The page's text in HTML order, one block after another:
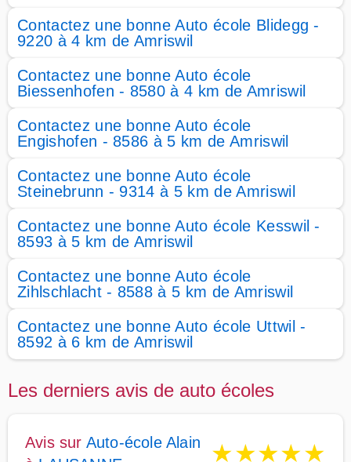
Contactez une bonne Auto école Blidegg -
9220 à 4 km de Amriswil
Contactez une bonne Auto école
Biessenhofen - 8580 à 4 km de Amriswil
Contactez une bonne Auto école
Engishofen - 8586 à 5 km de Amriswil
Contactez une bonne Auto école
Steinebrunn - 9314 à 5 km de Amriswil
Contactez une bonne Auto école Kesswil -
8593 à 5 km de Amriswil
Contactez une bonne Auto école
Zihlschlacht - 8588 à 5 km de Amriswil
Contactez une bonne Auto école Uttwil -
8592 à 6 km de Amriswil
Les derniers avis de auto écoles
Avis sur Auto-école Alain
★★★★★